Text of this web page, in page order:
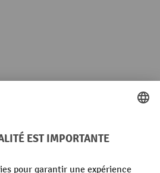
Mentions légales